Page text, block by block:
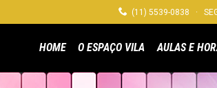
 (11) 5539-0838 ·
HOME O ESPAÇO VILA AULAS E